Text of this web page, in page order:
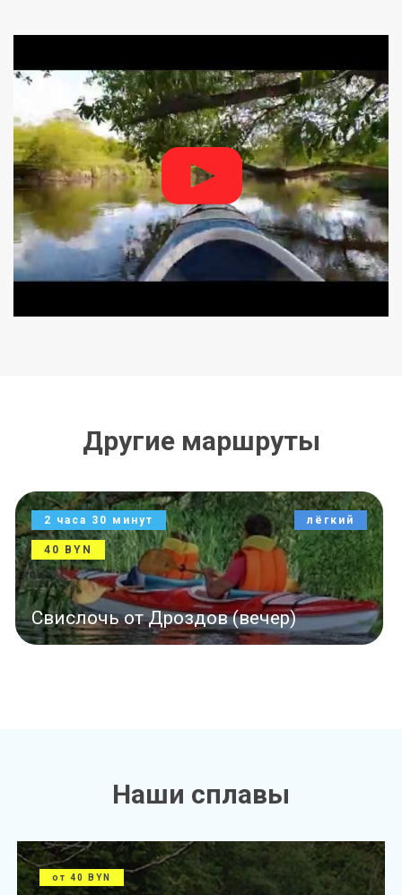
Другие маршруты
лёгкий 7 часов
120 BYN
Титовка–Свислочь (день)
Наши сплавы
от 40 BYN